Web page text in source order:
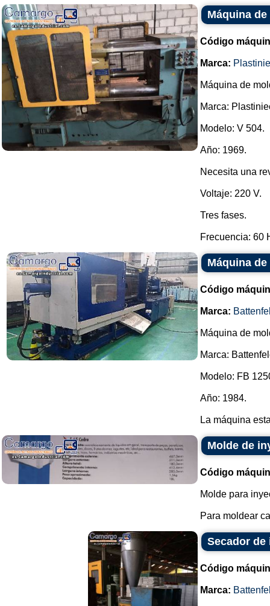
Máquina
Código
Marca:
Máquina de
Marca:
Modelo: V 504.
Año: 1969.
Necesita una
Voltaje: 220 V.
Tres fases.
Frecuencia: 60
Máquina
Código
Marca:
Máquina de
Marca:
Modelo: FB
Año: 1984.
La máquina
Molde de
Código
Molde para
Para moldear
Secador
Código
Marca: